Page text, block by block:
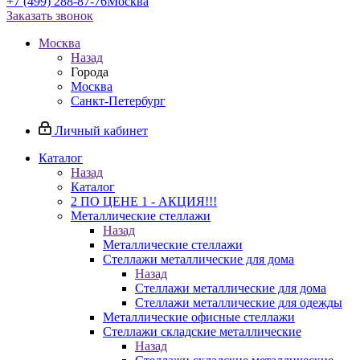
Заказать звонок
Москва
Назад
Города
Москва
Санкт-Петербург
Личный кабинет
Каталог
Назад
Каталог
2 ПО ЦЕНЕ 1 - АКЦИЯ!!!
Металлические стеллажи
Назад
Металлические стеллажи
Стеллажи металлические для дома
Назад
Стеллажи металлические для дома
Стеллажи металлические для одежды
Металлические офисные стеллажи
Стеллажи складские металлические
Назад